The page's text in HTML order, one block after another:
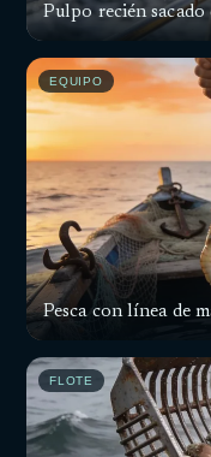
Pulpo recién sacado
Pesca con línea de
EQUIPO
FLOTE